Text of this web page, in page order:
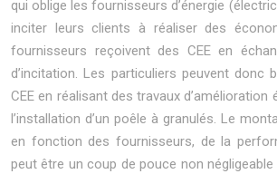
qui oblige les fournisseurs d’énergie
inciter leurs clients à réaliser des
fournisseurs reçoivent des CEE en
d’incitation. Les particuliers peuvent donc
CEE en réalisant des travaux d’amélioration
l’installation d’un poêle à granulés. Le
en fonction des fournisseurs, de la
peut être un coup de pouce non